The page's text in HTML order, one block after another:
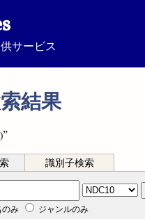
サービス
結果
”
識別子検索
のみ ジャンルのみ